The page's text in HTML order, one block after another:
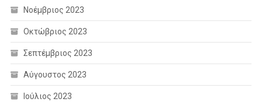
Νοέμβριος 2023
Οκτώβριος 2023
Σεπτέμβριος 2023
Αύγουστος 2023
Ιούλιος 2023